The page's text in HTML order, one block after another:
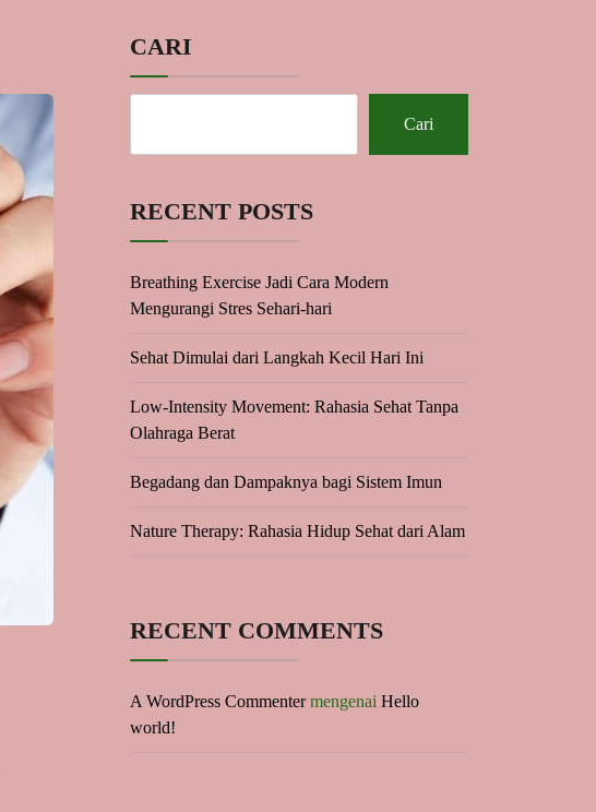
CARI
Cari
RECENT POSTS
Breathing Exercise Jadi Cara Modern
Mengurangi Stres Sehari-hari
Sehat Dimulai dari Langkah Kecil Hari Ini
Low-Intensity Movement: Rahasia Sehat Tanpa
Olahraga Berat
Begadang dan Dampaknya bagi Sistem Imun
Nature Therapy: Rahasia Hidup Sehat dari Alam
RECENT COMMENTS
A WordPress Commentermengenai Hello
world!